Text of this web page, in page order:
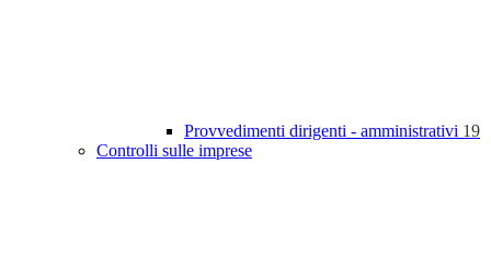
Provvedimenti dirigenti - amministrativi 19
Controlli sulle imprese